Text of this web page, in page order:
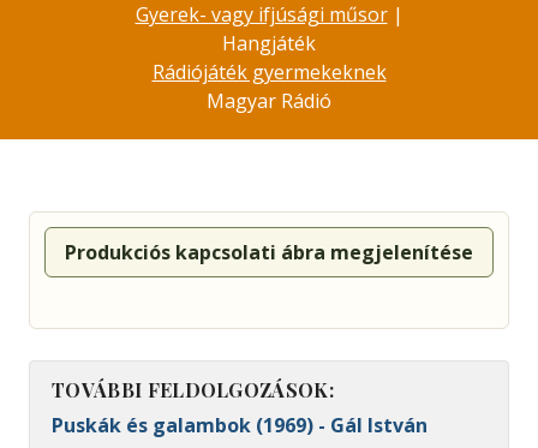
Gyerek- vagy ifjúsági műsor|
Hangjáték
Rádiójáték gyermekeknek
Magyar Rádió
Produkciós kapcsolati ábra megjelenítése
TOVÁBBI FELDOLGOZÁSOK:
Puskák és galambok (1969) - Gál István